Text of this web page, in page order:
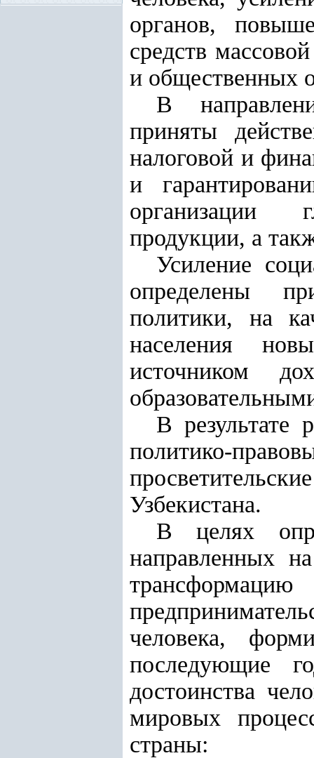
органов,
средств
и общественных
В
приняты
налоговой и
и
организации
продукции, а
Усиление
определены
политики, на
населения
источником
В результате
политико-
Узбекистана.
В целях
направленных
человека,
последующие
достоинства
мировых
страны: